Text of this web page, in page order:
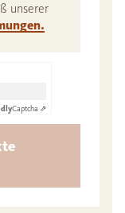
unserer
Captcha ⇗